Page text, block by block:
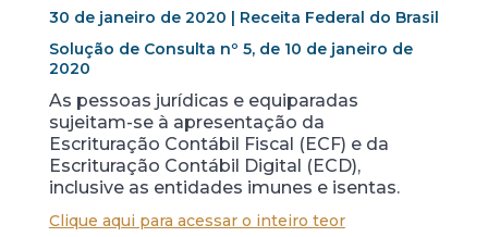
30 de janeiro de 2020 | Receita Federal do Brasil
Solução de Consulta nº 5, de 10 de janeiro de
2020
As pessoas jurídicas e equiparadas
sujeitam-se à apresentação da
Escrituração Contábil Fiscal (ECF) e da
Escrituração Contábil Digital (ECD),
inclusive as entidades imunes e isentas.
Clique aqui para acessar o inteiro teor